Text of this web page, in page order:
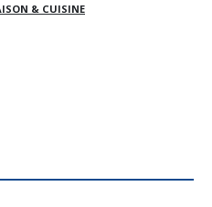
& CUISINE